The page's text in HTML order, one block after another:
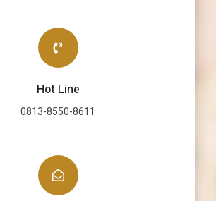
Hot Line
0813-8550-8611